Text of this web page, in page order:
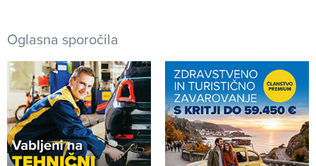
Oglasna sporočila